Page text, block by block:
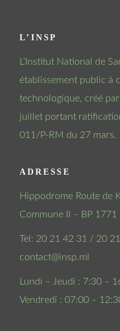
L’INSP
L’Institut National de
établissement public à
technologique, créé
juillet portant
011/P-RM du 27 mars.
ADRESSE
Hippodrome Route de
Commune II – BP 1771
Tel: 20 21 42 31 / 20
contact@insp.ml
Lundi – Jeudi : 7:30 –
Vendredi : 07:00 –